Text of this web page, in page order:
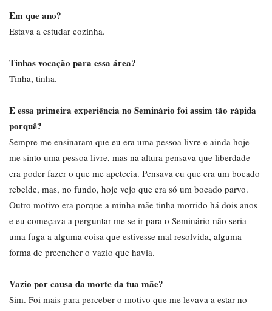
Em que ano?
Estava a estudar cozinha.
Tinhas vocação para essa área?
Tinha, tinha.
E essa primeira experiência no Seminário foi assim tão rápida
porquê?
Sempre me ensinaram que eu era uma pessoa livre e ainda hoje
me sinto uma pessoa livre, mas na altura pensava que liberdade
era poder fazer o que me apetecia. Pensava eu que era um bocado
rebelde, mas, no fundo, hoje vejo que era só um bocado parvo.
Outro motivo era porque a minha mãe tinha morrido há dois anos
e eu começava a perguntar-me se ir para o Seminário não seria
uma fuga a alguma coisa que estivesse mal resolvida, alguma
forma de preencher o vazio que havia.
Vazio por causa da morte da tua mãe?
Sim. Foi mais para perceber o motivo que me levava a estar no